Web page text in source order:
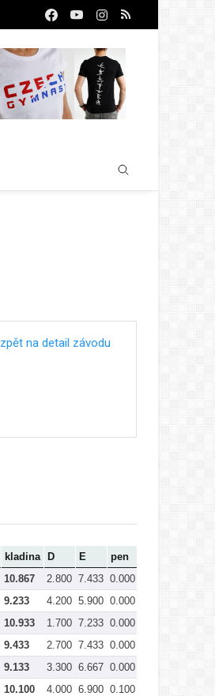
zpět na detail závodu
kladina D E pen
10.867 2.800 7.433 0.000
9.233 4.200 5.900 0.000
10.933 1.700 7.233 0.000
9.433 2.700 7.433 0.000
9.133 3.300 6.667 0.000
10.100 4.000 6.900 0.100